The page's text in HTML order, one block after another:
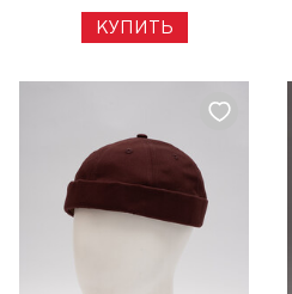
КУПИТЬ